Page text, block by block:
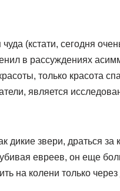
(кстати, сегодня
в рассуждениях
только красота
является
дикие звери, драться
евреев, он еще
на колени только